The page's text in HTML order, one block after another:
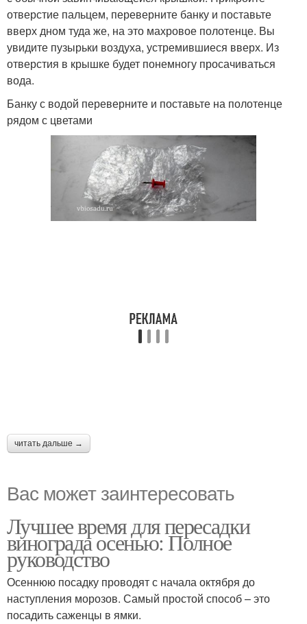
отверстие пальцем, переверните банку и поставьте
вверх дном туда же, на это махровое полотенце. Вы
увидите пузырьки воздуха, устремившиеся вверх. Из
отверстия в крышке будет понемногу просачиваться
вода.
Банку с водой переверните и поставьте на полотенце
рядом с цветами
читать дальше →
Вас может заинтересовать
Лучшее время для пересадки
винограда осенью: Полное
руководство
Осеннюю посадку проводят с начала октября до
наступления морозов. Самый простой способ – это
посадить саженцы в ямки.